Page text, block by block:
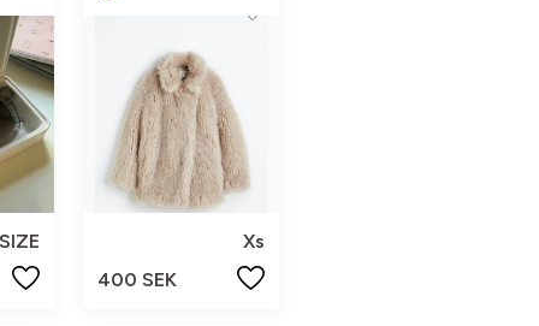
Xs
400 SEK